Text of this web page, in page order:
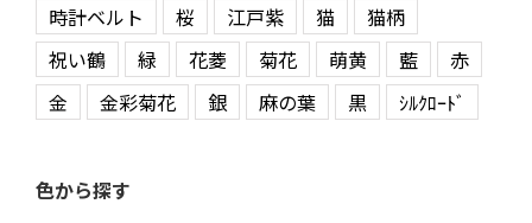
時計ベルト
桜 江戸紫 猫
猫柄
祝い鶴
緑 花菱 菊花 萌黄 藍
赤
金
金彩菊花 銀 麻の葉 黒 ｼﾙｸﾛｰﾄﾞ
色から探す